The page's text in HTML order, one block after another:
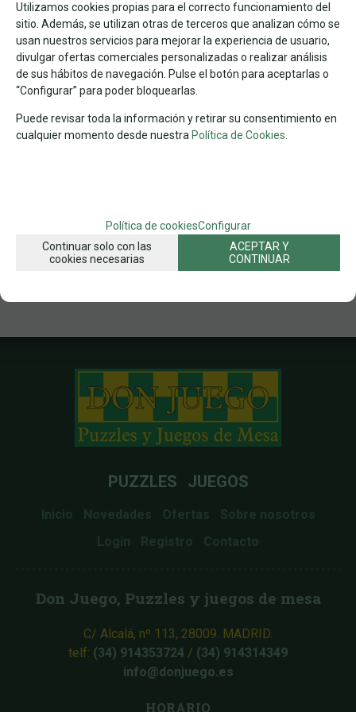
FAMILIAS RELACIONADAS
JUEGOS
ACCESORIOS DE JUEGO
Lunes, 26 Agosto 2024
PUZZLES JUEGOS
Inicio Novedades Ofertas
Sobre nosotros
Login
Registro Contacto
Don Juego, Puzzles y juegos de mesa
C/ Alcalá, nº 113, 28009. MADRID.
telf: (34) 914353724 / (34) 914314349
info@donjuego.es
HORARIO
Utilizamos cookies propias para el correcto funcionamiento del
sitio. Además, se utilizan otras de terceros que analizan cómo se
usan nuestros servicios para mejorar la experiencia de usuario,
divulgar ofertas comerciales personalizadas o realizar análisis
de sus hábitos de navegación. Pulse el botón para aceptarlas o
“Configurar” para poder bloquearlas.
Puede revisar toda la información y retirar su consentimiento en
cualquier momento desde nuestra Política de Cookies
Política de cookiesConfigurar
Continuar solo con las
cookies necesarias
ACEPTAR Y
CONTINUAR